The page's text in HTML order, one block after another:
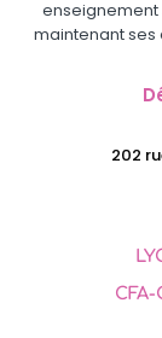
enseignement
maintenant
202
CFA-